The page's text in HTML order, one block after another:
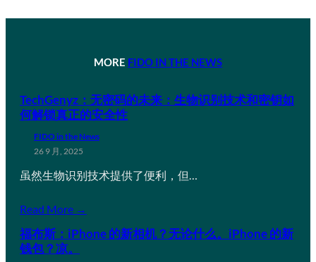
MORE FIDO IN THE NEWS
TechGenyz：无密码的未来：生物识别技术和密钥如
何解锁真正的安全性
FIDO in the News
26 9 月, 2025
虽然生物识别技术提供了便利，但…
Read More →
福布斯：iPhone 的新相机？无论什么。iPhone 的新
钱包？凉。